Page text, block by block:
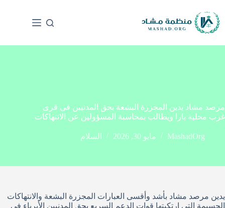
مرصد مشاد يدين المجزرة البشعة بحق المدنيين في قرى
غرب محلية بارا ويطالب بمحاسبة المسؤولين عن الانتهاكات
MashadOrg مايو 30, 2026 السلام
يدين مرصد مشاد بأشد وأقسى العبارات المجزرة البشعة والانتهاكات
الجسيمة التي ارتكبتها قوات الدعم السريع بحق المدنيين الأبرياء في